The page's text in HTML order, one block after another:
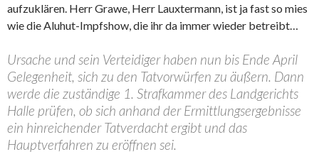
aufzuklären. Herr Grawe, Herr Lauxtermann, ist ja fast so mies
wie die Aluhut-Impfshow, die ihr da immer wieder betreibt…
Ursache und sein Verteidiger haben nun bis Ende April
Gelegenheit, sich zu den Tatvorwürfen zu äußern. Dann
werde die zuständige 1. Strafkammer des Landgerichts
Halle prüfen, ob sich anhand der Ermittlungsergebnisse
ein hinreichender Tatverdacht ergibt und das
Hauptverfahren zu eröffnen sei.